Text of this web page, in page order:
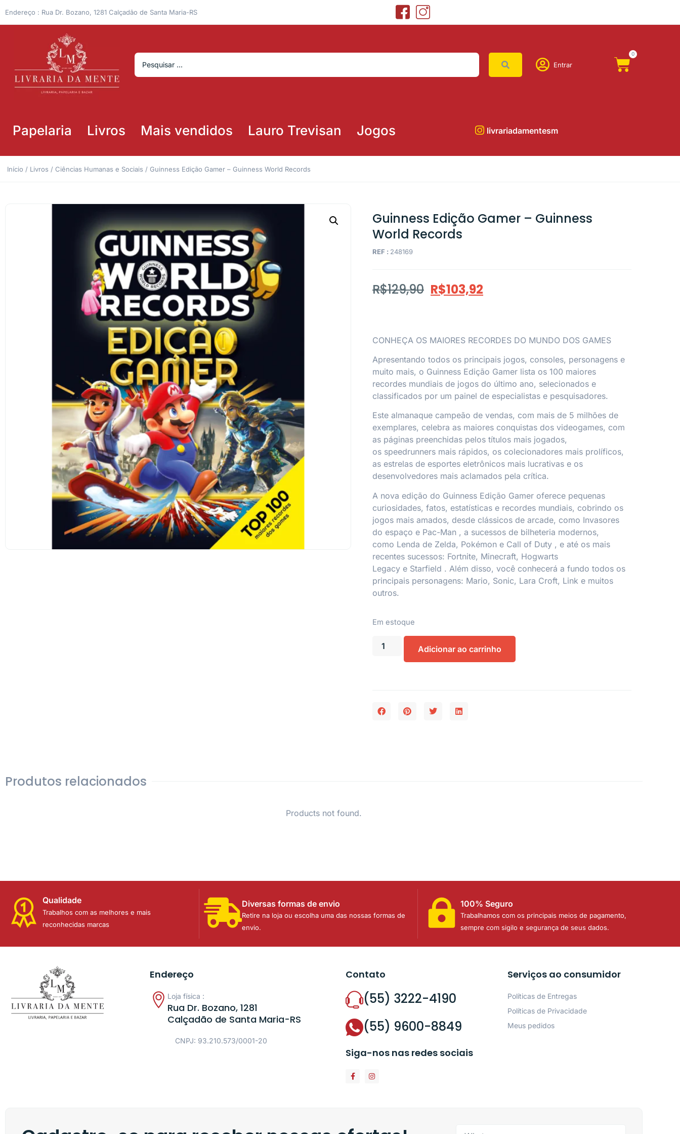
Endereço : Rua Dr. Bozano, 1281 Calçadão de Santa Maria-RS
Entrar
0
Papelaria Livros Mais vendidos Lauro Trevisan Jogos livrariadamentesm
Início / Livros / Ciências Humanas e Sociais / Guinness Edição Gamer – Guinness World Records
Guinness Edição Gamer – Guinness
World Records
REF : 248169
R$129,90 R$103,92
CONHEÇA OS MAIORES RECORDES DO MUNDO DOS GAMES
Apresentando todos os principais jogos, consoles, personagens e
muito mais, o Guinness Edição Gamer lista os 100 maiores
recordes mundiais de jogos do último ano, selecionados e
classificados por um painel de especialistas e pesquisadores.
Este almanaque campeão de vendas, com mais de 5 milhões de
exemplares, celebra as maiores conquistas dos videogames, com
as páginas preenchidas pelos títulos mais jogados,
os speedrunners mais rápidos, os colecionadores mais prolíficos,
as estrelas de esportes eletrônicos mais lucrativas e os
desenvolvedores mais aclamados pela crítica.
A nova edição do Guinness Edição Gamer oferece pequenas
curiosidades, fatos, estatísticas e recordes mundiais, cobrindo os
jogos mais amados, desde clássicos de arcade, como Invasores
do espaço e Pac-Man , a sucessos de bilheteria modernos,
como Lenda de Zelda, Pokémon e Call of Duty , e até os mais
recentes sucessos: Fortnite, Minecraft, Hogwarts
Legacy e Starfield . Além disso, você conhecerá a fundo todos os
principais personagens: Mario, Sonic, Lara Croft, Link e muitos
outros.
Em estoque
Adicionar ao carrinho
Produtos relacionados
Products not found.
Qualidade
Trabalhos com as melhores e mais
reconhecidas marcas
Diversas formas de envio
Retire na loja ou escolha uma das nossas formas de
envio.
100% Seguro
Trabalhamos com os principais meios de pagamento,
sempre com sigilo e segurança de seus dados.
Endereço
Loja física :
Rua Dr. Bozano, 1281
Calçadão de Santa Maria-RS
CNPJ: 93.210.573/0001-20
Contato
(55) 3222-4190
(55) 9600-8849
Siga-nos nas redes sociais
Serviços ao consumidor
Políticas de Entregas
Políticas de Privacidade
Meus pedidos